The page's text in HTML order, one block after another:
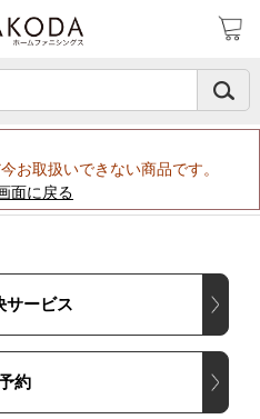
お取扱いできない商品です。
面に戻る
サービス
約